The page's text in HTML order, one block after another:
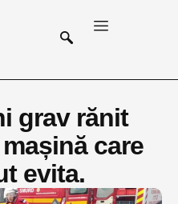
grav rănit
care
evita.